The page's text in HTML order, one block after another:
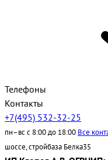
Телефоны
Контакты
+7(495) 532-32-25
пн–вс с 8:00 до 18:00 Все
шоссе, стройбаза Белка35